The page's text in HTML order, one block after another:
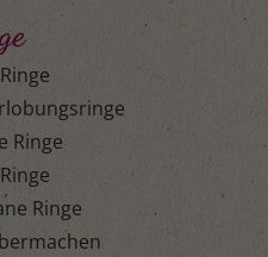
Ringe
Ringe